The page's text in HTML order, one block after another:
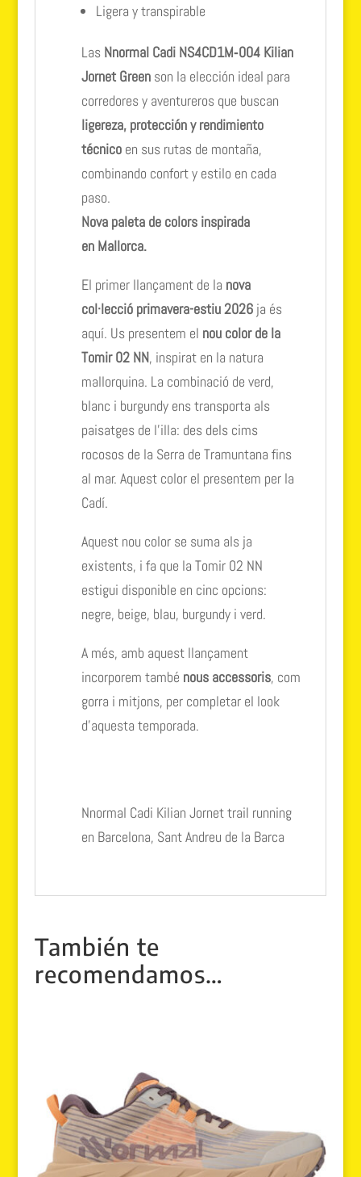
Ligera y transpirable
Las Nnormal Cadi NS4CD1M‑004 Kilian
Jornet Greenson la elección ideal para
corredores y aventureros que buscan
ligereza, protección y rendimiento
técnicoen sus rutas de montaña,
combinando confort y estilo en cada
paso.
Nova paleta de colors inspirada
en Mallorca.
El primer llançament de la nova
col·lecció primavera-estiu 2026ja és
aquí. Us presentem el nou color de la
Tomir 02 NN, inspirat en la natura
mallorquina. La combinació de verd,
blanc i burgundy ens transporta als
paisatges de l’illa: des dels cims
rocosos de la Serra de Tramuntana fins
al mar. Aquest color el presentem per la
Cadí.
Aquest nou color se suma als ja
existents, i fa que la Tomir 02 NN
estigui disponible en cinc opcions:
negre, beige, blau, burgundy i verd.
A més, amb aquest llançament
incorporem també nous accessoris, com
gorra i mitjons, per completar el look
d’aquesta temporada.
Nnormal Cadi Kilian Jornet trail running
en Barcelona, Sant Andreu de la Barca
También te
recomendamos…